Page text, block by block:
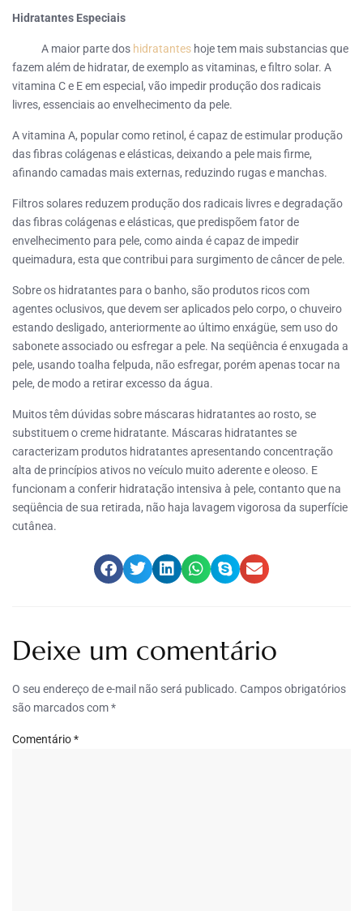
Hidratantes Especiais
A maior parte dos hidratantes hoje tem mais substancias que
fazem além de hidratar, de exemplo as vitaminas, e filtro solar. A
vitamina C e E em especial, vão impedir produção dos radicais
livres, essenciais ao envelhecimento da pele.
A vitamina A, popular como retinol, é capaz de estimular produção
das fibras colágenas e elásticas, deixando a pele mais firme,
afinando camadas mais externas, reduzindo rugas e manchas.
Filtros solares reduzem produção dos radicais livres e degradação
das fibras colágenas e elásticas, que predispõem fator de
envelhecimento para pele, como ainda é capaz de impedir
queimadura, esta que contribui para surgimento de câncer de pele.
Sobre os hidratantes para o banho, são produtos ricos com
agentes oclusivos, que devem ser aplicados pelo corpo, o chuveiro
estando desligado, anteriormente ao último enxágüe, sem uso do
sabonete associado ou esfregar a pele. Na seqüência é enxugada a
pele, usando toalha felpuda, não esfregar, porém apenas tocar na
pele, de modo a retirar excesso da água.
Muitos têm dúvidas sobre máscaras hidratantes ao rosto, se
substituem o creme hidratante. Máscaras hidratantes se
caracterizam produtos hidratantes apresentando concentração
alta de princípios ativos no veículo muito aderente e oleoso. E
funcionam a conferir hidratação intensiva à pele, contanto que na
seqüência de sua retirada, não haja lavagem vigorosa da superfície
cutânea.
Deixe um comentário
O seu endereço de e-mail não será publicado. Campos obrigatórios
são marcados com*
Comentário*